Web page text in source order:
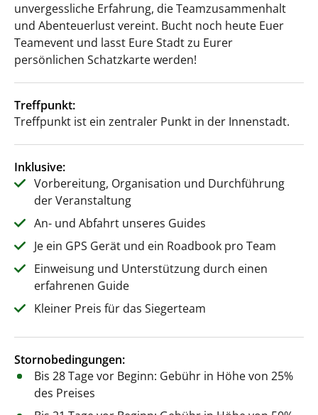
unvergessliche Erfahrung, die Teamzusammenhalt
und Abenteuerlust vereint. Bucht noch heute Euer
Teamevent und lasst Eure Stadt zu Eurer
persönlichen Schatzkarte werden!
Treffpunkt:
Treffpunkt ist ein zentraler Punkt in der Innenstadt.
Inklusive:
Vorbereitung, Organisation und Durchführung
der Veranstaltung
An- und Abfahrt unseres Guides
Je ein GPS Gerät und ein Roadbook pro Team
Einweisung und Unterstützung durch einen
erfahrenen Guide
Kleiner Preis für das Siegerteam
Stornobedingungen:
Bis 28 Tage vor Beginn: Gebühr in Höhe von 25%
des Preises